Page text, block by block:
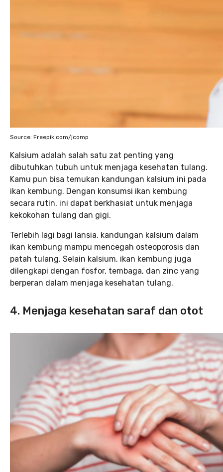
Source: Freepik.com/jcomp
Kalsium adalah salah satu zat penting yang
dibutuhkan tubuh untuk menjaga kesehatan tulang.
Kamu pun bisa temukan kandungan kalsium ini pada
ikan kembung. Dengan konsumsi ikan kembung
secara rutin, ini dapat berkhasiat untuk menjaga
kekokohan tulang dan gigi.
Terlebih lagi bagi lansia, kandungan kalsium dalam
ikan kembung mampu mencegah osteoporosis dan
patah tulang. Selain kalsium, ikan kembung juga
dilengkapi dengan fosfor, tembaga, dan zinc yang
berperan dalam menjaga kesehatan tulang.
4. Menjaga kesehatan saraf dan otot